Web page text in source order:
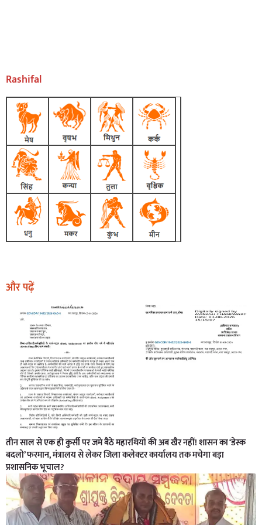
Rashifal
और पढ़ें
तीन साल से एक ही कुर्सी पर जमे बैठे महारथियों की अब खैर नहीं! शासन का ‘डेस्क
बदलो’ फरमान, मंत्रालय से लेकर जिला कलेक्टर कार्यालय तक मचेगा बड़ा
प्रशासनिक भूचाल?